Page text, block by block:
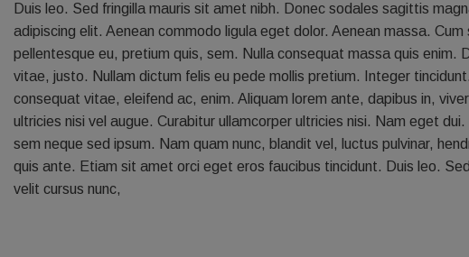
Duis leo. Sed fringilla mauris sit amet nibh. Donec sodales sagittis
adipiscing elit. Aenean commodo ligula eget dolor. Aenean massa.
pellentesque eu, pretium quis, sem. Nulla consequat massa quis
vitae, justo. Nullam dictum felis eu pede mollis pretium. Integer
consequat vitae, eleifend ac, enim. Aliquam lorem ante, dapibus in,
ultricies nisi vel augue. Curabitur ullamcorper ultricies nisi. Nam eget
sem neque sed ipsum. Nam quam nunc, blandit vel, luctus pulvinar,
quis ante. Etiam sit amet orci eget eros faucibus tincidunt. Duis leo.
velit cursus nunc,